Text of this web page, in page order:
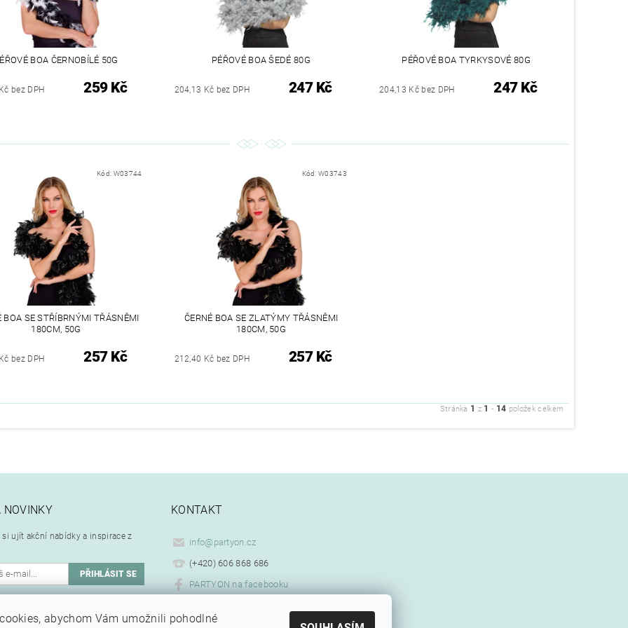
BOA ČERNOBÍLÉ 50G
bez DPH 259 Kč
PÉŘOVÉ BOA ŠEDÉ 80G
204,13 Kč bez DPH 247 Kč
PÉŘOVÉ BOA TYRKYSOVÉ 80G
204,13 Kč bez DPH 247 Kč
Kód: W03744
BOA SE STŘÍBRNÝMI TŘÁSNĚMI
180CM, 50G
bez DPH 257 Kč
Kód:W03743
ČERNÉ BOA SE ZLATÝMY TŘÁSNĚMI
180CM, 50G
212,40 Kč bez DPH 257 Kč
Stránka 1 z 1 - 14 položek celkem
NOVINKY
si ujít akční nabídky a inspirace z
osobních údajů.
KONTAKT
info@ partyon.cz
(+420) 606 868 686
PARTYON na facebooku
abychom Vám umožnili pohodlné